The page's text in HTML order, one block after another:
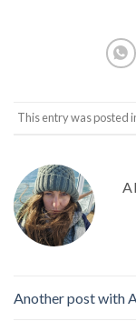
This entry was posted
Another post with